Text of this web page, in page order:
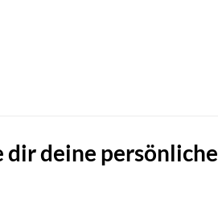
deine persönliche